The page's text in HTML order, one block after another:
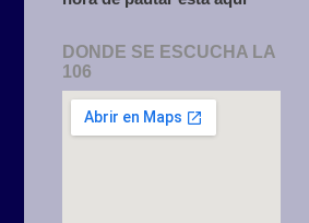
DONDE SE ESCUCHA LA
106